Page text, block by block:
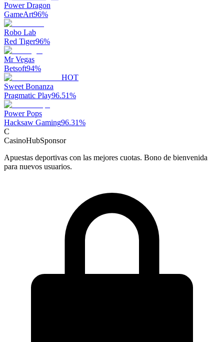
Power Dragon
GameArt96%
Robo Lab
Red Tiger96%
Mr Vegas
Betsoft94%
HOT
Sweet Bonanza
Pragmatic Play96.51%
Power Pops
Hacksaw Gaming96.31%
C
CasinoHubSponsor
Apuestas deportivas con las mejores cuotas. Bono de bienvenida
para nuevos usuarios.